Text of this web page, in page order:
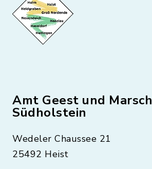
Amt Geest und Marsch
Südholstein
Wedeler Chaussee 21
25492 Heist